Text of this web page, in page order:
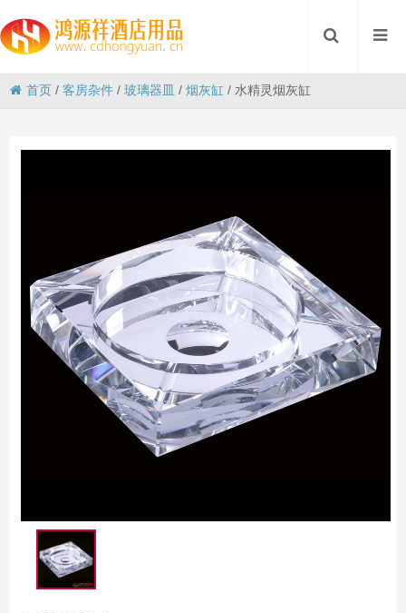
首页 /客房杂件 /玻璃器皿 /烟灰缸 / 水精灵烟灰缸